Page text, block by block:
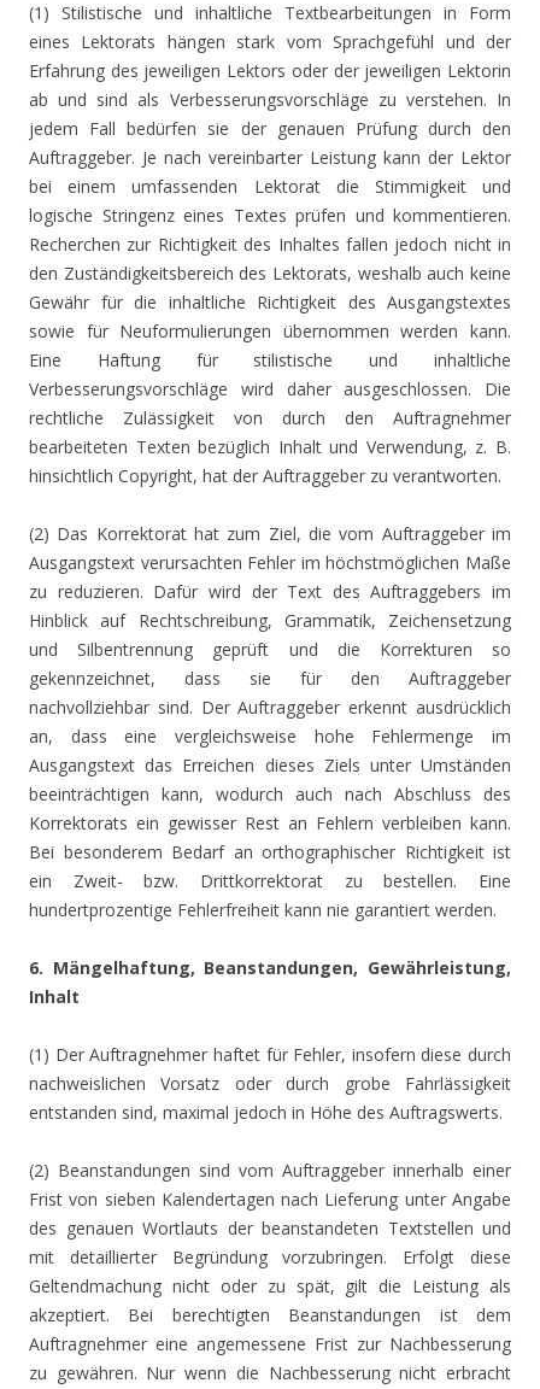
(1) Stilistische und inhaltliche Textbearbeitungen in Form
eines Lektorats hängen stark vom Sprachgefühl und der
Erfahrung des jeweiligen Lektors oder der jeweiligen Lektorin
ab und sind als Verbesserungsvorschläge zu verstehen. In
jedem Fall bedürfen sie der genauen Prüfung durch den
Auftraggeber. Je nach vereinbarter Leistung kann der Lektor
bei einem umfassenden Lektorat die Stimmigkeit und
logische Stringenz eines Textes prüfen und kommentieren.
Recherchen zur Richtigkeit des Inhaltes fallen jedoch nicht in
den Zuständigkeitsbereich des Lektorats, weshalb auch keine
Gewähr für die inhaltliche Richtigkeit des Ausgangstextes
sowie für Neuformulierungen übernommen werden kann.
Eine Haftung für stilistische und inhaltliche
Verbesserungsvorschläge wird daher ausgeschlossen. Die
rechtliche Zulässigkeit von durch den Auftragnehmer
bearbeiteten Texten bezüglich Inhalt und Verwendung, z. B.
hinsichtlich Copyright, hat der Auftraggeber zu verantworten.
(2) Das Korrektorat hat zum Ziel, die vom Auftraggeber im
Ausgangstext verursachten Fehler im höchstmöglichen Maße
zu reduzieren. Dafür wird der Text des Auftraggebers im
Hinblick auf Rechtschreibung, Grammatik, Zeichensetzung
und Silbentrennung geprüft und die Korrekturen so
gekennzeichnet, dass sie für den Auftraggeber
nachvollziehbar sind. Der Auftraggeber erkennt ausdrücklich
an, dass eine vergleichsweise hohe Fehlermenge im
Ausgangstext das Erreichen dieses Ziels unter Umständen
beeinträchtigen kann, wodurch auch nach Abschluss des
Korrektorats ein gewisser Rest an Fehlern verbleiben kann.
Bei besonderem Bedarf an orthographischer Richtigkeit ist
ein Zweit- bzw. Drittkorrektorat zu bestellen. Eine
hundertprozentige Fehlerfreiheit kann nie garantiert werden.
6. Mängelhaftung, Beanstandungen, Gewährleistung,
Inhalt
(1) Der Auftragnehmer haftet für Fehler, insofern diese durch
nachweislichen Vorsatz oder durch grobe Fahrlässigkeit
entstanden sind, maximal jedoch in Höhe des Auftragswerts.
(2) Beanstandungen sind vom Auftraggeber innerhalb einer
Frist von sieben Kalendertagen nach Lieferung unter Angabe
des genauen Wortlauts der beanstandeten Textstellen und
mit detaillierter Begründung vorzubringen. Erfolgt diese
Geltendmachung nicht oder zu spät, gilt die Leistung als
akzeptiert. Bei berechtigten Beanstandungen ist dem
Auftragnehmer eine angemessene Frist zur Nachbesserung
zu gewähren. Nur wenn die Nachbesserung nicht erbracht